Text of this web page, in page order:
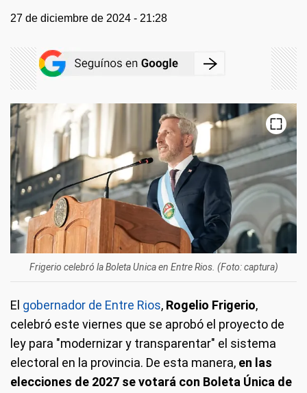
27 de diciembre de 2024 - 21:28
Frigerio celebró la Boleta Unica en Entre Rios. (Foto: captura)
El gobernador de Entre Rios, Rogelio Frigerio,
celebró este viernes que se aprobó el proyecto de
ley para "modernizar y transparentar" el sistema
electoral en la provincia. De esta manera, en las
elecciones de 2027 se votará con Boleta Única de